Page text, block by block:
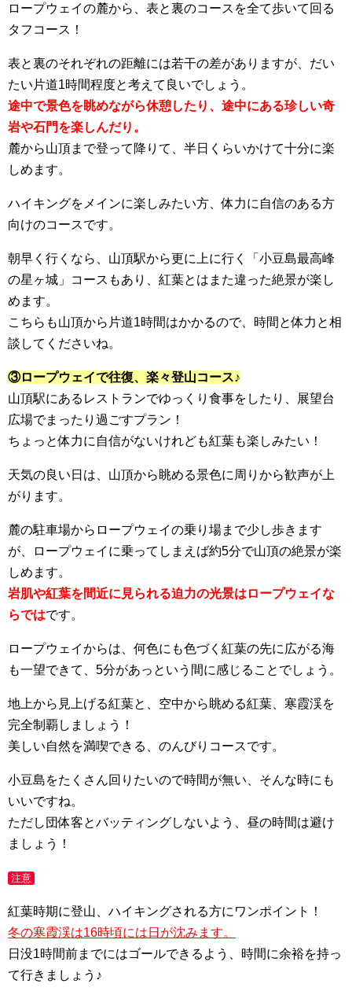
ロープウェイの麓から、表と裏のコースを全て歩いて回る
タフコース！
表と裏のそれぞれの距離には若干の差がありますが、だい
たい片道1時間程度と考えて良いでしょう。
途中で景色を眺めながら休憩したり、途中にある珍しい奇
岩や石門を楽しんだり。
麓から山頂まで登って降りて、半日くらいかけて十分に楽
しめます。
ハイキングをメインに楽しみたい方、体力に自信のある方
向けのコースです。
朝早く行くなら、山頂駅から更に上に行く「小豆島最高峰
の星ヶ城」コースもあり、紅葉とはまた違った絶景が楽し
めます。
こちらも山頂から片道1時間はかかるので、時間と体力と相
談してくださいね。
③ロープウェイで往復、楽々登山コース♪
山頂駅にあるレストランでゆっくり食事をしたり、展望台
広場でまったり過ごすプラン！
ちょっと体力に自信がないけれども紅葉も楽しみたい！
天気の良い日は、山頂から眺める景色に周りから歓声が上
がります。
麓の駐車場からロープウェイの乗り場まで少し歩きます
が、ロープウェイに乗ってしまえば約5分で山頂の絶景が楽
しめます。
岩肌や紅葉を間近に見られる迫力の光景はロープウェイな
らではです。
ロープウェイからは、何色にも色づく紅葉の先に広がる海
も一望できて、5分があっという間に感じることでしょう。
地上から見上げる紅葉と、空中から眺める紅葉、寒霞渓を
完全制覇しましょう！
美しい自然を満喫できる、のんびりコースです。
小豆島をたくさん回りたいので時間が無い、そんな時にも
いいですね。
ただし団体客とバッティングしないよう、昼の時間は避け
ましょう！
注意
紅葉時期に登山、ハイキングされる方にワンポイント！
冬の寒霞渓は16時頃には日が沈みます。
日没1時間前までにはゴールできるよう、時間に余裕を持っ
て行きましょう♪